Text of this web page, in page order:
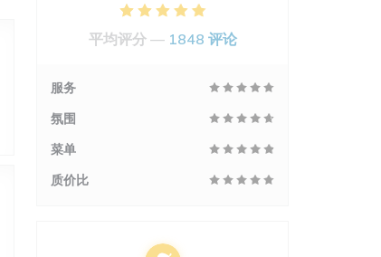
平均评分 — 1848 评论
服务
氛围
菜单
质价比